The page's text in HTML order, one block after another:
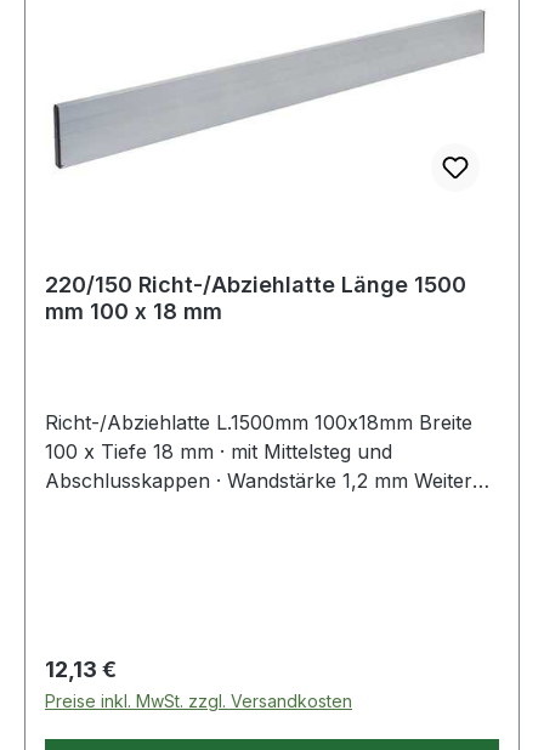
220/150 Richt-/Abziehlatte Länge 1500
mm 100 x 18 mm
Richt-/Abziehlatte L.1500mm 100x18mm Breite
100 x Tiefe 18 mm · mit Mittelsteg und
Abschlusskappen · Wandstärke 1,2 mm Weitere
Regulärer Preis:
12,13 €
Preise inkl. MwSt. zzgl. Versandkosten